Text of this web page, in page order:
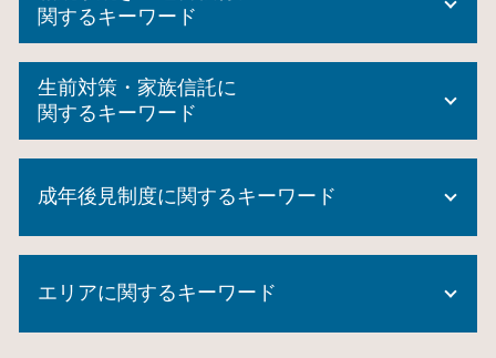
関するキーワード
未登記建物 相続
遺言執行者 義務
任意後見人 手続き
遺言執行者 相続人
成年 後見 登記
相続放棄 必要書類
財産 放棄
所有権移転登記
生前対策・家族信託に
関するキーワード
商事信託
家族信託 認知症
生前贈与 メリット
委託者 受託者
家族信託 費用相場
成年後見制度に関するキーワード
成年後見制度 課題
エリアに関するキーワード